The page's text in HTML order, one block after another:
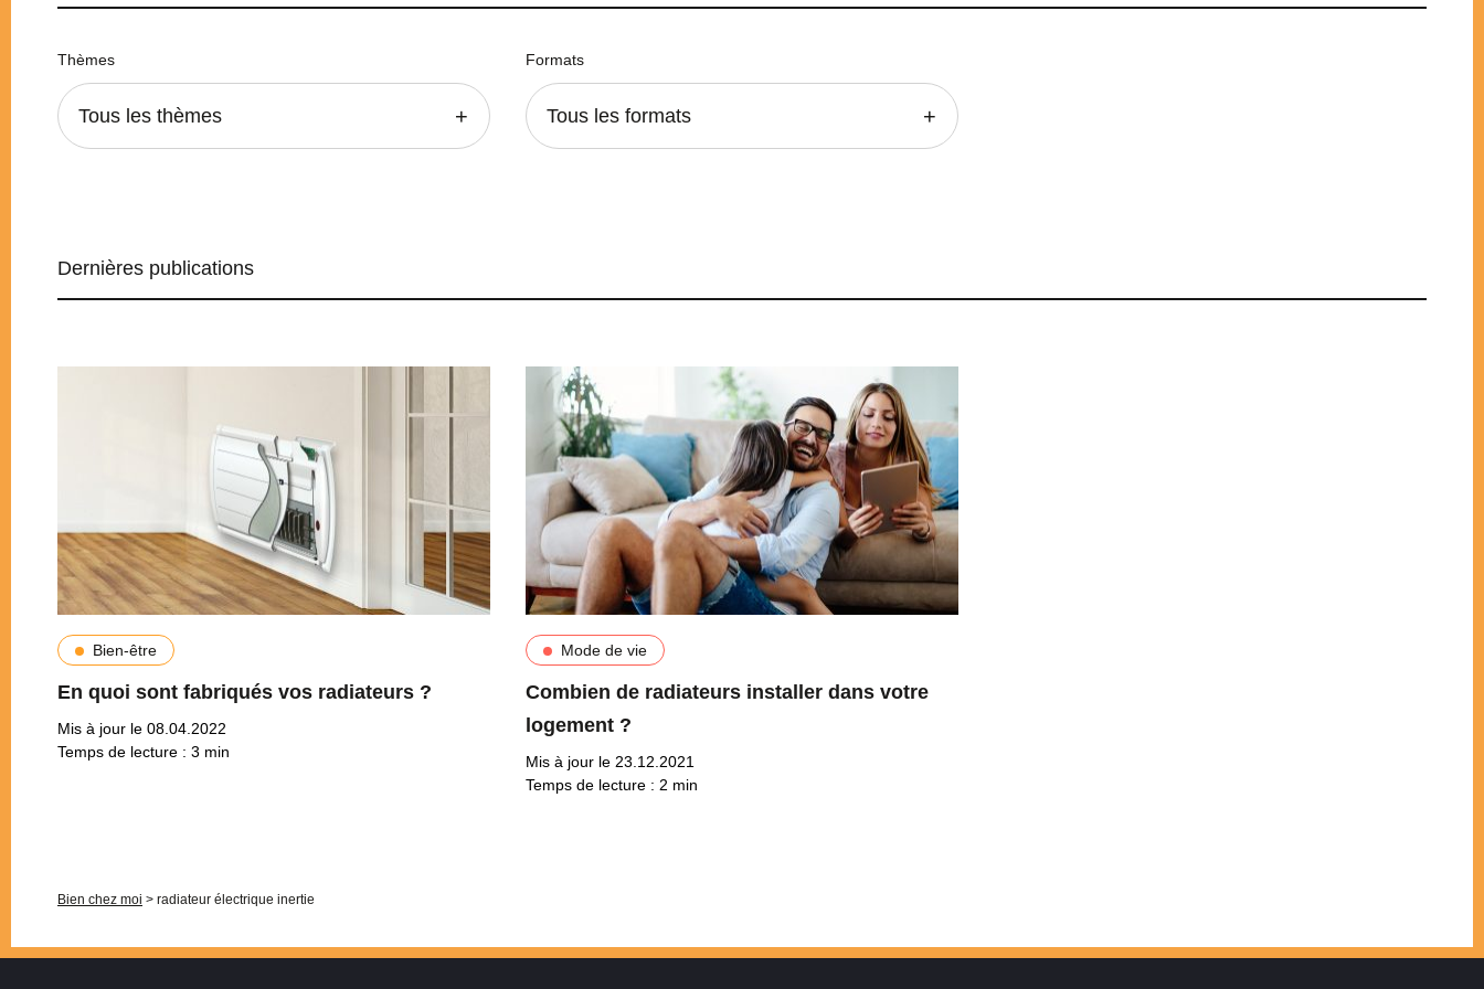
Thèmes
Tous les thèmes
Formats
Tous les formats
Dernières publications
Bien-être
En quoi sont fabriqués vos radiateurs ?
Mis à jour le 08.04.2022
Temps de lecture : 3 min
Mode de vie
Combien de radiateurs installer dans votre
logement ?
Mis à jour le 23.12.2021
Temps de lecture : 2 min
Bien chez moi > radiateur électrique inertie